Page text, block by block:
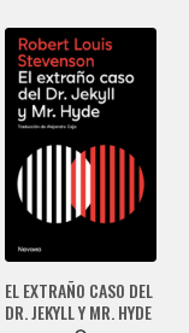
EL EXTRAÑO CASO DEL
DR. JEKYLL Y MR. HYDE